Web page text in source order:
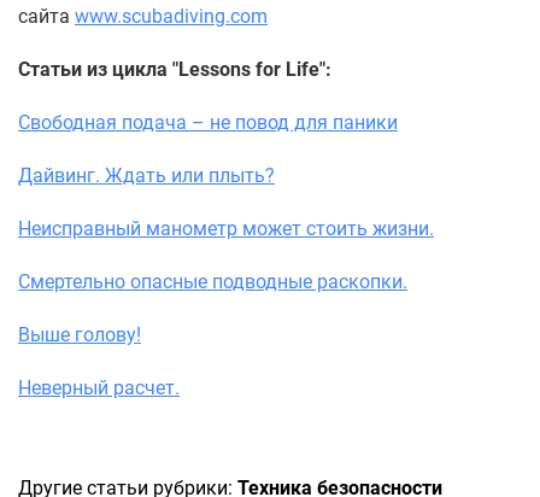
сайта www.scubadiving.com
Статьи из цикла "Lessons for Life":
Свободная подача – не повод для паники
Дайвинг. Ждать или плыть?
Неисправный манометр может стоить жизни.
Смертельно опасные подводные раскопки.
Выше голову!
Неверный расчет.
Другие статьи рубрики: Техника безопасности